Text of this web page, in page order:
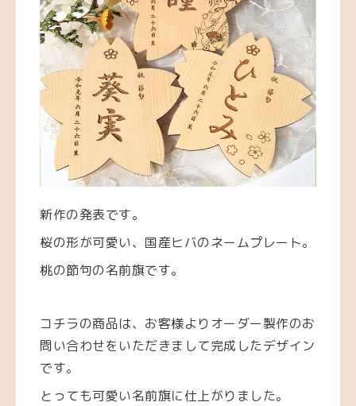
新作の発表です。
桜の形が可愛い、国産ヒバのネームプレート。
桃の節句の名前旗です。
コチラの商品は、お客様よりオーダー製作のお
問い合わせをいただきまして完成したデザイン
です。
とっても可愛い名前旗に仕上がりました。